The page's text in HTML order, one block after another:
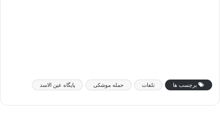
برچسب ها تلفات حمله موشکی پایگاه عین الاسد